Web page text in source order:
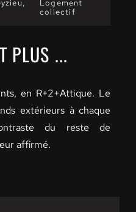
Logement
collectif
PLUS ...
en R+2+Attique. Le
extérieurs à chaque
du reste de
affirmé.